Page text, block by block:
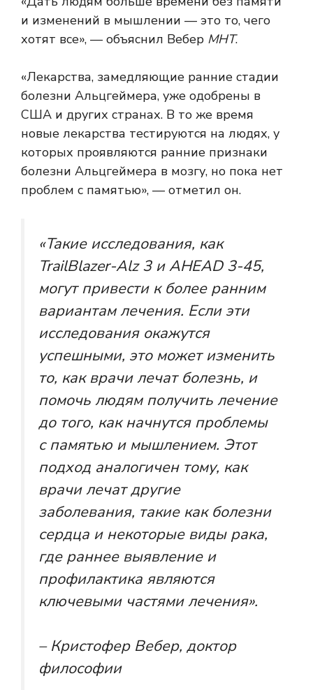
и изменений в мышлении — это то, чего
хотят все», — объяснил Вебер МНТ.
«Лекарства, замедляющие ранние стадии
болезни Альцгеймера, уже одобрены в
США и других странах. В то же время
новые лекарства тестируются на людях, у
которых проявляются ранние признаки
болезни Альцгеймера в мозгу, но пока нет
проблем с памятью», — отметил он.
«Такие исследования, как
TrailBlazer-Alz 3 и AHEAD 3-45,
могут привести к более ранним
вариантам лечения. Если эти
исследования окажутся
успешными, это может изменить
то, как врачи лечат болезнь, и
помочь людям получить лечение
до того, как начнутся проблемы
с памятью и мышлением. Этот
подход аналогичен тому, как
врачи лечат другие
заболевания, такие как болезни
сердца и некоторые виды рака,
где раннее выявление и
профилактика являются
ключевыми частями лечения».
– Кристофер Вебер, доктор
философии